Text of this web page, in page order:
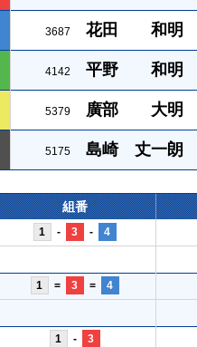
3687 花田 和明
4142 平野 和明
5379 廣部 大明
5175 島崎 丈一朗
組番
1 - 3 - 4
1 = 3 = 4
1 - 3